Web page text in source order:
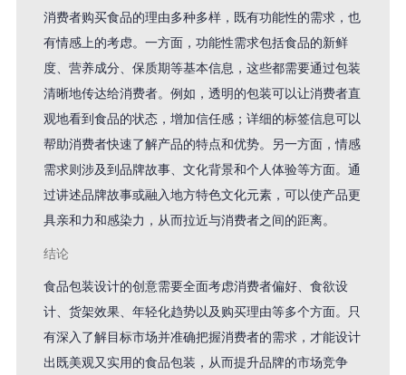
消费者购买食品的理由多种多样，既有功能性的需求，也
有情感上的考虑。一方面，功能性需求包括食品的新鲜
度、营养成分、保质期等基本信息，这些都需要通过包装
清晰地传达给消费者。例如，透明的包装可以让消费者直
观地看到食品的状态，增加信任感；详细的标签信息可以
帮助消费者快速了解产品的特点和优势。另一方面，情感
需求则涉及到品牌故事、文化背景和个人体验等方面。通
过讲述品牌故事或融入地方特色文化元素，可以使产品更
具亲和力和感染力，从而拉近与消费者之间的距离。
结论
食品包装设计的创意需要全面考虑消费者偏好、食欲设
计、货架效果、年轻化趋势以及购买理由等多个方面。只
有深入了解目标市场并准确把握消费者的需求，才能设计
出既美观又实用的食品包装，从而提升品牌的市场竞争